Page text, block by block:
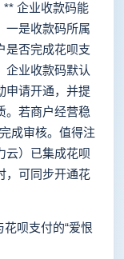
企业收款码能
一是收款码所属
是否完成花呗支
企业收款码默认
申请开通，并提
。若商户经营稳
成审核。值得注
云）已集成花呗
，可同步开通花
呗支付的“爱恨